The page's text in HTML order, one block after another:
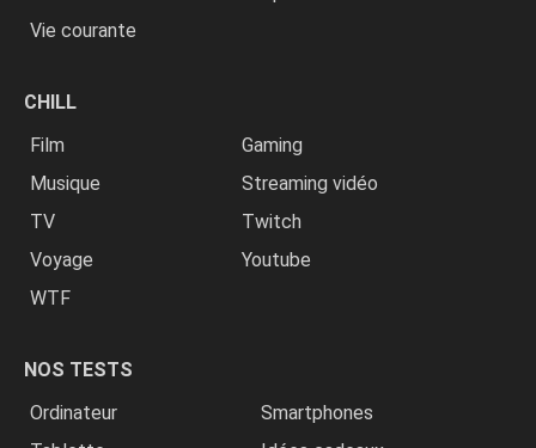
Vie courante
CHILL
Film
Gaming
Musique
Streaming vidéo
TV
Twitch
Voyage
Youtube
WTF
NOS TESTS
Ordinateur
Smartphones